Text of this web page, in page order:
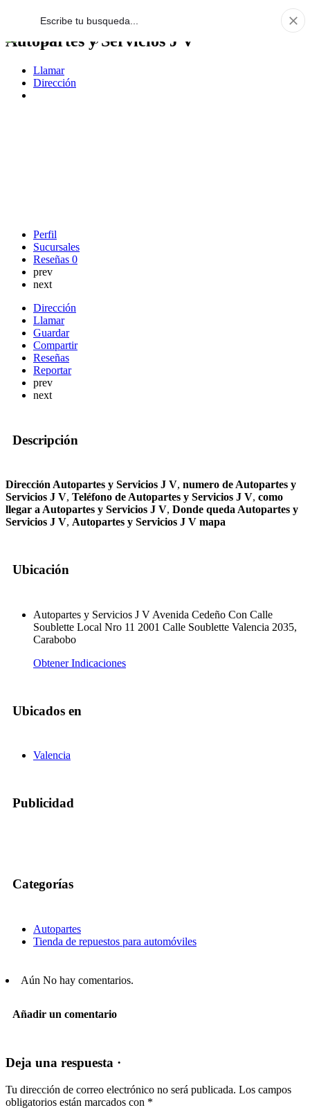
Autopartes y Servicios J V
Llamar
Dirección
Perfil
Sucursales
Reseñas 0
prev
next
Dirección
Llamar
Guardar
Compartir
Reseñas
Reportar
prev
next
Descripción
Dirección Autopartes y Servicios J V, numero de Autopartes y
Servicios J V, Teléfono de Autopartes y Servicios J V, como
llegar a Autopartes y Servicios J V, Donde queda Autopartes y
Servicios J V, Autopartes y Servicios J V mapa
Ubicación
Autopartes y Servicios J V Avenida Cedeño Con Calle
Soublette Local Nro 11 2001 Calle Soublette Valencia 2035,
Carabobo
Obtener Indicaciones
Ubicados en
Valencia
Publicidad
Categorías
Autopartes
Tienda de repuestos para automóviles
Aún No hay comentarios.
Añadir un comentario
Deja una respuesta ·
Tu dirección de correo electrónico no será publicada. Los campos
obligatorios están marcados con *